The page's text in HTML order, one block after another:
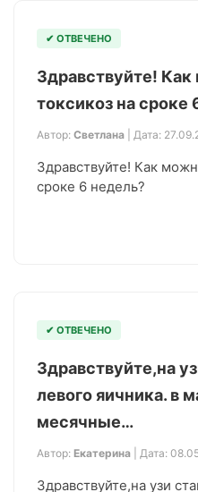
✔ ОТВЕЧЕНО
Здравствуйте!
токсикоз на сроке
Автор: Светлана | Дата:
Здравствуйте! Как
сроке 6 недель?
✔ ОТВЕЧЕНО
Здравствуйте,на
левого яичника. в
месячные…
Автор: Екатерина | Дата:
Здравствуйте,на узи